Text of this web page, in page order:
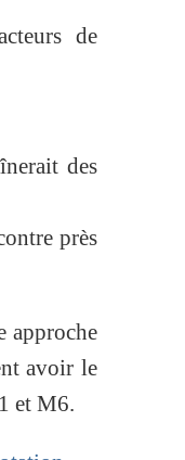
de
des
près
approche
avoir le
et M6.